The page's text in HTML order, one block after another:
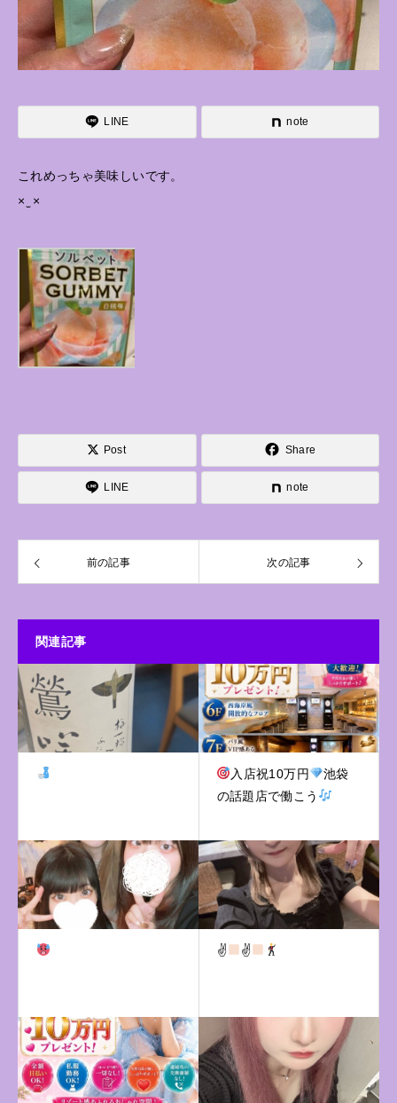
LINE note
これめっちゃ美味しいです。
× ̫ ×
Post Share
LINE note
前の記事 次の記事
関連記事
入店祝10万円
池袋
の話題店で働こう
✌ ✌